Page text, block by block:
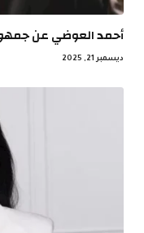
أحمد العوضي عن
ديسمبر 21, 2025